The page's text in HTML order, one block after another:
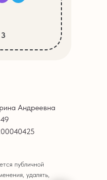
публичной
удалять,
Андреевна